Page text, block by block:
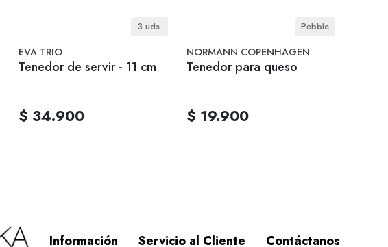
3 uds.
EVA TRIO
Tenedor de servir - 11 cm
$ 34.900
Pebble
NORMANN COPENHAGEN
Tenedor para queso
$ 19.900
Información Servicio al Cliente Contáctanos